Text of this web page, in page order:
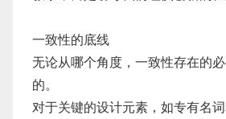
一致性的底线
无论从哪个角度，一致性存在的
的。
对于关键的设计元素，如专有名